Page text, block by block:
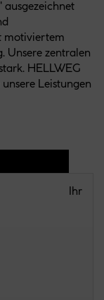
ausgezeichnet
motiviertem
Unsere zentralen
HELLWEG
Leistungen
Ihr